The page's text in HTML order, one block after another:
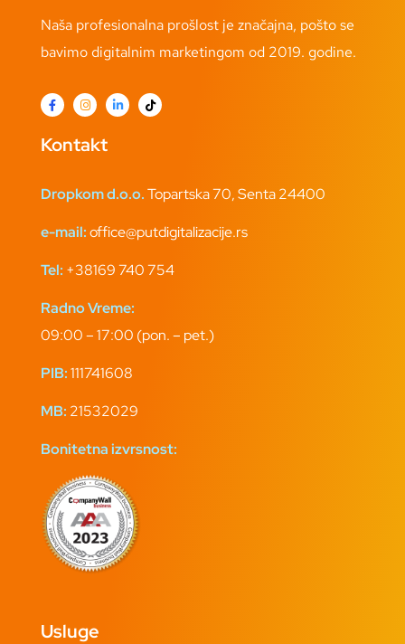
Naša profesionalna prošlost je značajna, pošto se
bavimo digitalnim marketingom od 2019. godine.
Kontakt
Dropkom d.o.o.Topartska 70, Senta 24400
e-mail:office@putdigitalizacije.rs
Tel: +38169 740 754
Radno Vreme:
09:00 – 17:00 (pon. – pet.)
PIB:111741608
MB: 21532029
Bonitetna izvrsnost:
Usluge